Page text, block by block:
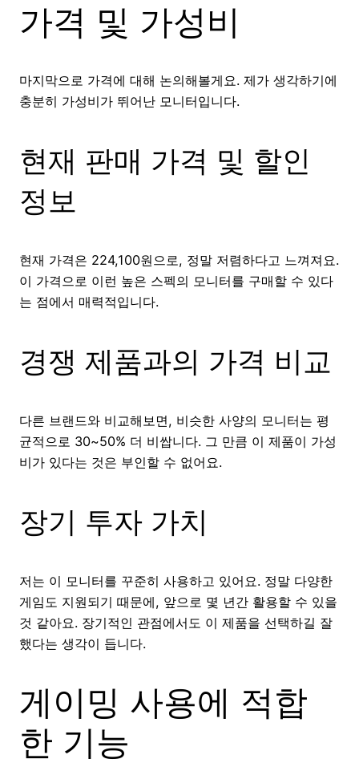
가격 및 가성비
마지막으로 가격에 대해 논의해볼게요. 제가 생각하기에
충분히 가성비가 뛰어난 모니터입니다.
현재 판매 가격 및 할인
정보
현재 가격은 224,100원으로, 정말 저렴하다고 느껴져요.
이 가격으로 이런 높은 스펙의 모니터를 구매할 수 있다
는 점에서 매력적입니다.
경쟁 제품과의 가격 비교
다른 브랜드와 비교해보면, 비슷한 사양의 모니터는 평
균적으로 30~50% 더 비쌉니다. 그 만큼 이 제품이 가성
비가 있다는 것은 부인할 수 없어요.
장기 투자 가치
저는 이 모니터를 꾸준히 사용하고 있어요. 정말 다양한
게임도 지원되기 때문에, 앞으로 몇 년간 활용할 수 있을
것 같아요. 장기적인 관점에서도 이 제품을 선택하길 잘
했다는 생각이 듭니다.
게이밍 사용에 적합
한 기능